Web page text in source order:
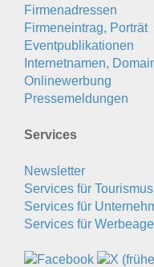
Firmenadressen
Firmeneintrag, Porträt
Eventpublikationen
Internetnamen,
Onlinewerbung
Pressemeldungen
Services
Newsletter
Services für
Services für
Services für